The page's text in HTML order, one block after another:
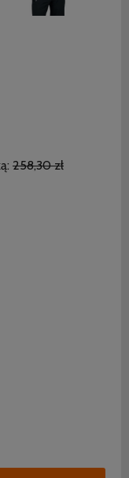
258,30 zł